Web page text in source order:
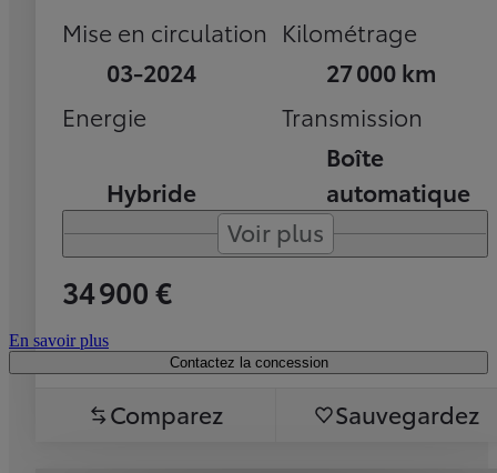
Mise en circulation
03-2024
Kilométrage
27 000 km
Energie
Hybride
Transmission
Boîte
automatique
Voir plus
34 900 €
En savoir plus
Contactez la concession
Comparez Sauvegardez